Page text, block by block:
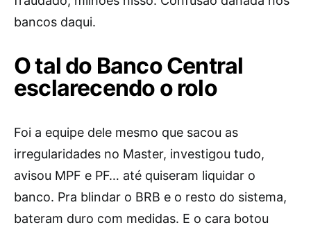
bancos daqui.
O tal do Banco Central
esclarecendo o rolo
Foi a equipe dele mesmo que sacou as
irregularidades no Master, investigou tudo,
avisou MPF e PF… até quiseram liquidar o
banco. Pra blindar o BRB e o resto do sistema,
bateram duro com medidas. E o cara botou